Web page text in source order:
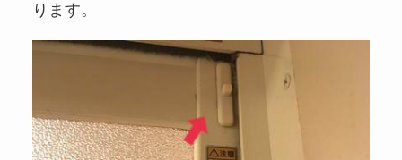
ります。